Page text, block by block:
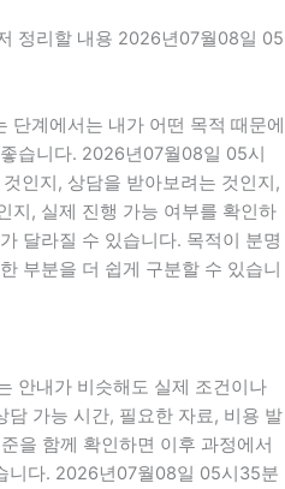
정리할 내용 2026년07월08일 05
단계에서는 내가 어떤 목적 때문에
습니다. 2026년07월08일 05시
인지, 상담을 받아보려는 것인지,
지, 실제 진행 가능 여부를 확인하
달라질 수 있습니다. 목적이 분명
부분을 더 쉽게 구분할 수 있습니
안내가 비슷해도 실제 조건이나
담 가능 시간, 필요한 자료, 비용 발
을 함께 확인하면 이후 과정에서
니다. 2026년07월08일 05시35분